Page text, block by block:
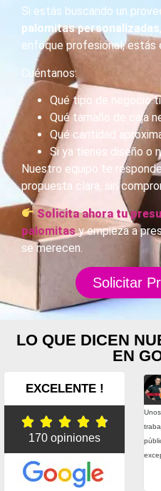
Si estás buscando un
palomitas personalizadas
enfoque profesional, estás
Cuéntanos:
Qué tipo de negocio
Qué tamaño de caja
Qué cantidad
Si ya tienes diseño o
Nuestro equipo te
propuesta clara, sin
Solicita ahora tu
palomitasy empieza a
se merecen.
Solicitar
LO QUE DICEN
EN
EXCELENTE !
    
170 opiniones
Fernando Conesa
hemos tenido alguna urgencia real
todo lo posible por entregarnos el
a tiempo. Precio, calidad, atención,
Muy contentos con ellos.